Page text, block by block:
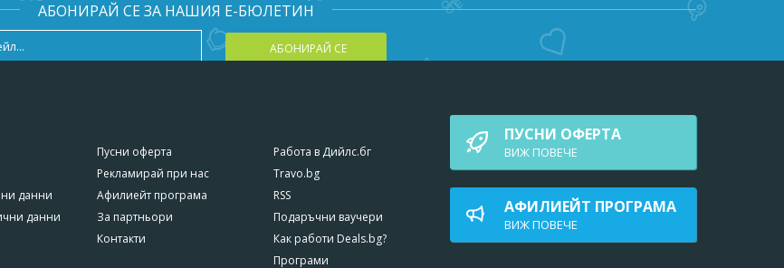
АБОНИРАЙ СЕ ЗА НАШИЯ Е-БЮЛЕТИН
АБОНИРАЙ СЕ
данни
данни
Пусни оферта
Рекламирай при нас
Афилиейт програма
За партньори
Контакти
Работа в Дийлс.бг
Travo.bg
RSS
Подаръчни ваучери
Как работи Deals.bg?
Програми
ПУСНИ ОФЕРТА
ВИЖ ПОВEЧЕ
АФИЛИЕЙТ ПРОГРАМА
ВИЖ ПОВEЧЕ